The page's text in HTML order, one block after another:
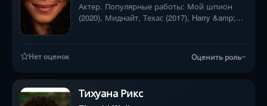
Актер. Популярные работы: Мой шпион
(2020), Миднайт, Техас (2017), Harry &amp;
Нет оценок Оценить роль
Тихуана Рикс